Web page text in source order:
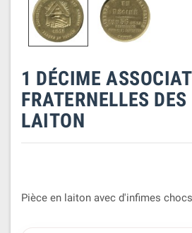
1 DÉCIME
FRATERNELLES
LAITON
Pièce en laiton avec d'infimes